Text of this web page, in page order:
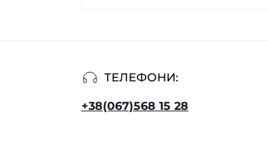
ТЕЛЕФОНИ:
+38(067)568 15 28